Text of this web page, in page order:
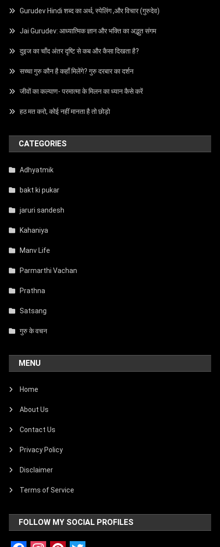
Gurudev Hindi शब्द का अर्थ, स्पेलिंग ,और विचार (गुरुदेव)
Jai Gurudev: आध्यात्मिक ज्ञान और भक्ति का अद्भुत संगम
दुइज का चाँद अंतर दृष्टि से कब और कैसा दिखता है?
सच्चा गुरु कौन है कहाँ मिलेंगे? गुरु दरबार का दर्शन
जीवों का कल्याण- परमात्मा के मिलन का ध्यान कैसे करें
हठ मत करो, कोई नहीं मानता है तो छोड़ो
CATEGORIES
Adhyatmik
bakt ki pukar
jaruri sandesh
Kahaniya
Manv Life
Parmarthi Vachan
Prathna
Satsang
गुरु के वचन
MENU
Home
About Us
Contact Us
Privacy Policy
Disclaimer
Terms of Service
FOLLOW MY SOCIAL PROFILES